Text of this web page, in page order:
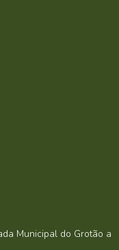
Municipal do Grotão a